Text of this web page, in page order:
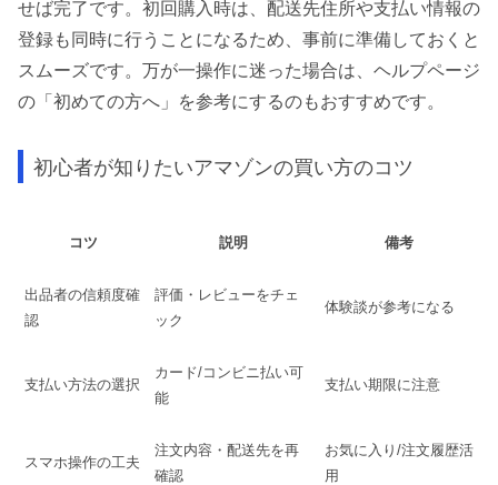
せば完了です。初回購入時は、配送先住所や支払い情報の
登録も同時に行うことになるため、事前に準備しておくと
スムーズです。万が一操作に迷った場合は、ヘルプページ
の「初めての方へ」を参考にするのもおすすめです。
初心者が知りたいアマゾンの買い方のコツ
コツ 説明 備考
出品者の信頼度確
認
評価・レビューをチェ
ック
体験談が参考になる
支払い方法の選択
カード/コンビニ払い可
能
支払い期限に注意
スマホ操作の工夫
注文内容・配送先を再
確認
お気に入り/注文履歴活
用